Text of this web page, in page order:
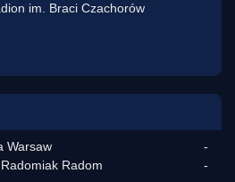
im. Braci Czachorów
Warsaw
Radom
-
-